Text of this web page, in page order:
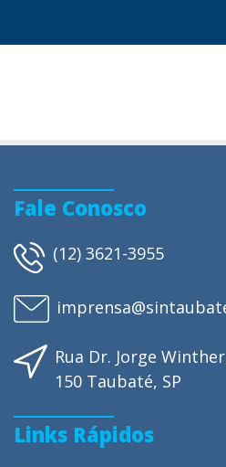
Fale Conosco
(12) 3621-3955
Rua Dr. Jorge
150 Taubaté, SP
Links Rápidos